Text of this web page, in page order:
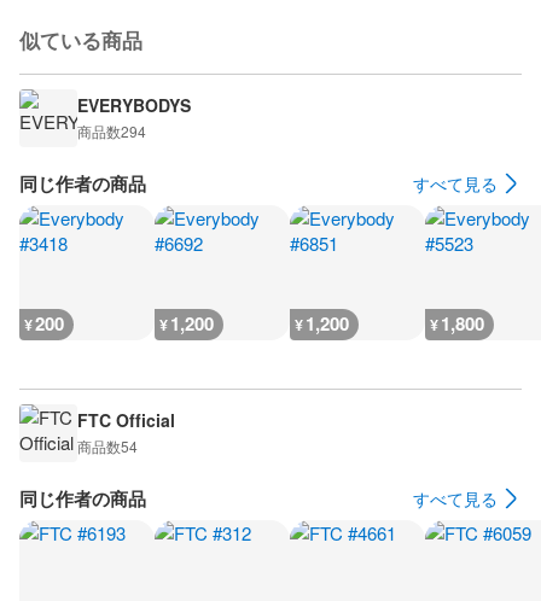
似ている商品
EVERYBODYS
商品数294
同じ作者の商品 すべて見る
¥200 ¥1,200 ¥1,200 ¥1,800
FTC Official
商品数54
同じ作者の商品 すべて見る